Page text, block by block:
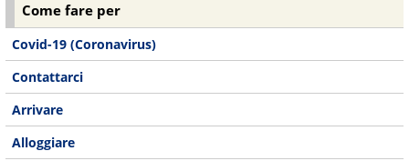
Come fare per
Covid-19 (Coronavirus)
Contattarci
Arrivare
Alloggiare